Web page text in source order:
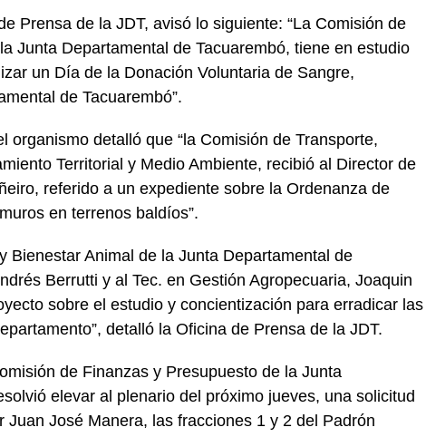
Prensa de la JDT, avisó lo siguiente: “La Comisión de
Junta Departamental de Tacuarembó, tiene en estudio
un Día de la Donación Voluntaria de Sangre,
de Tacuarembó”.
organismo detalló que “la Comisión de Transporte,
Territorial y Medio Ambiente, recibió al Director de
referido a un expediente sobre la Ordenanza de
en terrenos baldíos”.
Bienestar Animal de la Junta Departamental de
Berrutti y al Tec. en Gestión Agropecuaria, Joaquin
sobre el estudio y concientización para erradicar las
detalló la Oficina de Prensa de la JDT.
de Finanzas y Presupuesto de la Junta
elevar al plenario del próximo jueves, una solicitud
José Manera, las fracciones 1 y 2 del Padrón